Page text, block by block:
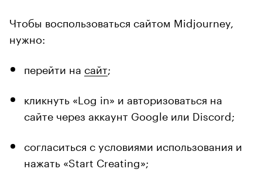
Чтобы воспользоваться сайтом Midjourney,
нужно:
перейти на сайт;
кликнуть «Log in» и авторизоваться на
cайте через аккаунт Google или Discord;
согласиться с условиями использования и
нажать «Start Creating»;